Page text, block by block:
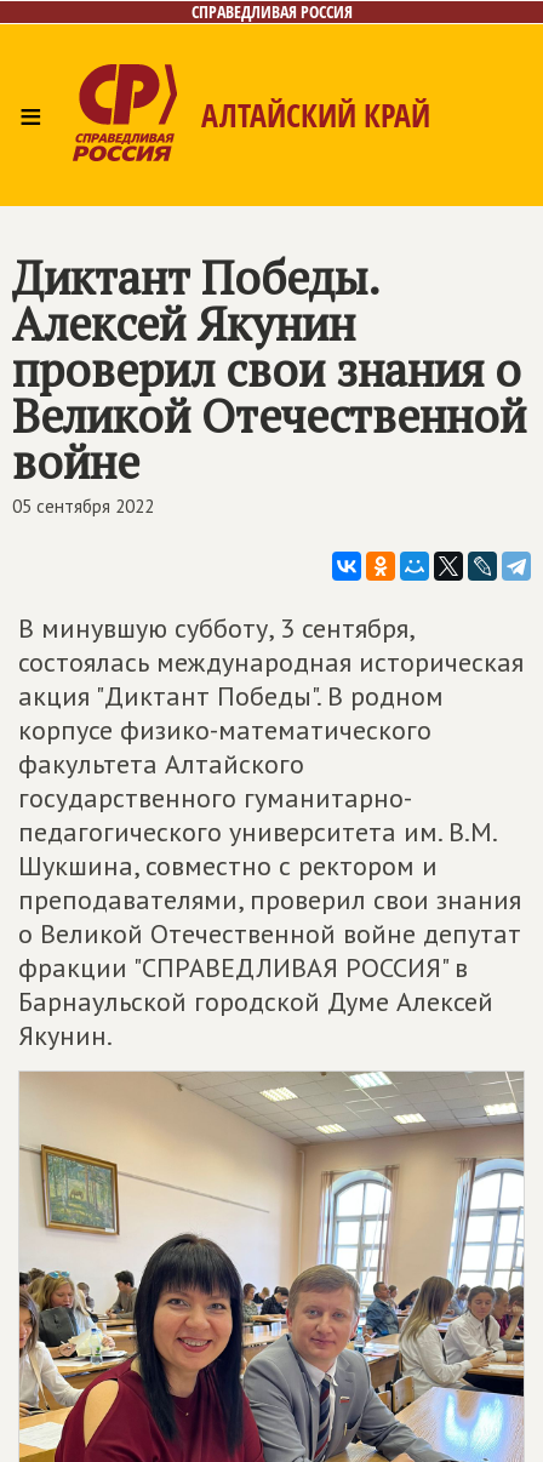
СПРАВЕДЛИВАЯ РОССИЯ
≡ АЛТАЙСКИЙ КРАЙ
Контакты
Диктант Победы.
Алексей Якунин
проверил свои знания о
Великой Отечественной
войне
05 сентября 2022
В минувшую субботу, 3 сентября,
состоялась международная историческая
акция "Диктант Победы". В родном
корпусе физико-математического
факультета Алтайского
государственного гуманитарно-
педагогического университета им. В.М.
Шукшина, совместно с ректором и
преподавателями, проверил свои знания
о Великой Отечественной войне депутат
фракции "СПРАВЕДЛИВАЯ РОССИЯ" в
Барнаульской городской Думе Алексей
Якунин.